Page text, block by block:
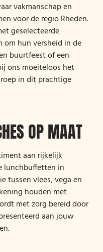
vakmanschap en
voor de regio Rheden.
geselecteerde
om hun versheid in de
buurtfeest of een
ons moeiteloos het
in dit prachtige
OP MAAT
aan rijkelijk
lunchbuffetten in
tussen vlees, vega en
houden met
met zorg bereid door
aan jouw